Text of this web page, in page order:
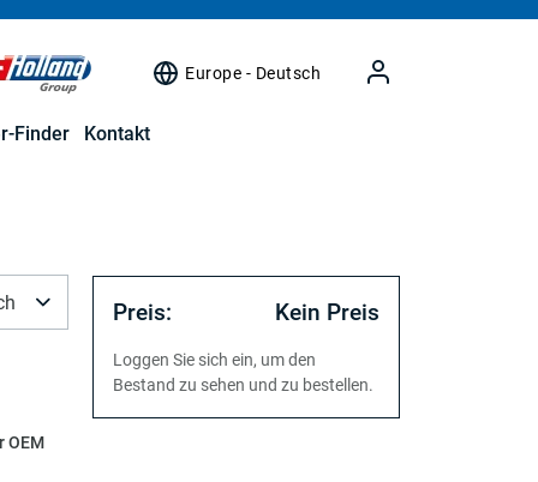
Europe - Deutsch
Finder Kontakt
OEM
Preis: Kein Preis
Loggen Sie sich ein, um den
Bestand zu sehen und zu bestellen.